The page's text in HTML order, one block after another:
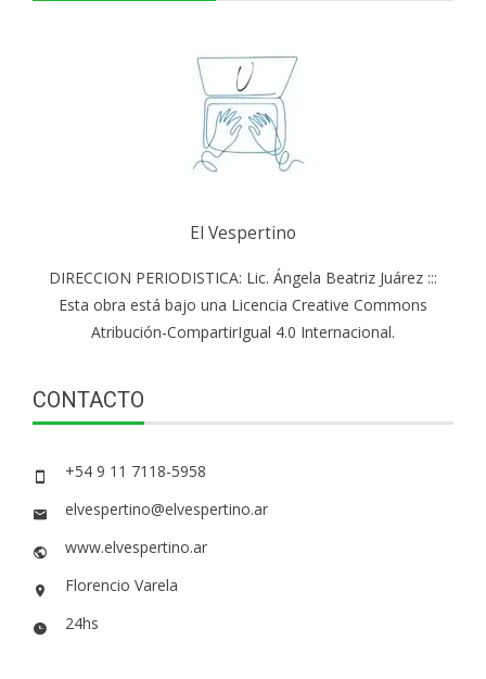
El Vespertino
DIRECCION PERIODISTICA: Lic. Ángela Beatriz Juárez :::
Esta obra está bajo una Licencia Creative Commons
Atribución-CompartirIgual 4.0 Internacional.
CONTACTO
+54 9 11 7118-5958
elvespertino@elvespertino.ar
www.elvespertino.ar
Florencio Varela
24hs